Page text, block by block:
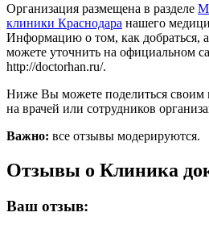
Организация размещена в разделе
клиники Краснодара нашего
Информацию о том, как добраться,
можете уточнить на официальном
http://doctorhan.ru/.
Ниже Вы можете поделиться своим
на врачей или сотрудников
Важно: все отзывы модерируются.
Отзывы о Клиника
Ваш отзыв: